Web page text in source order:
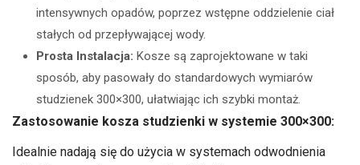
intensywnych opadów, poprzez wstępne oddzielenie ciał
stałych od przepływającej wody.
Prosta Instalacja: Kosze są zaprojektowane w taki
sposób, aby pasowały do standardowych wymiarów
studzienek 300×300, ułatwiając ich szybki montaż.
Zastosowanie kosza studzienki w systemie 300×300:
Idealnie nadają się do użycia w systemach odwodnienia